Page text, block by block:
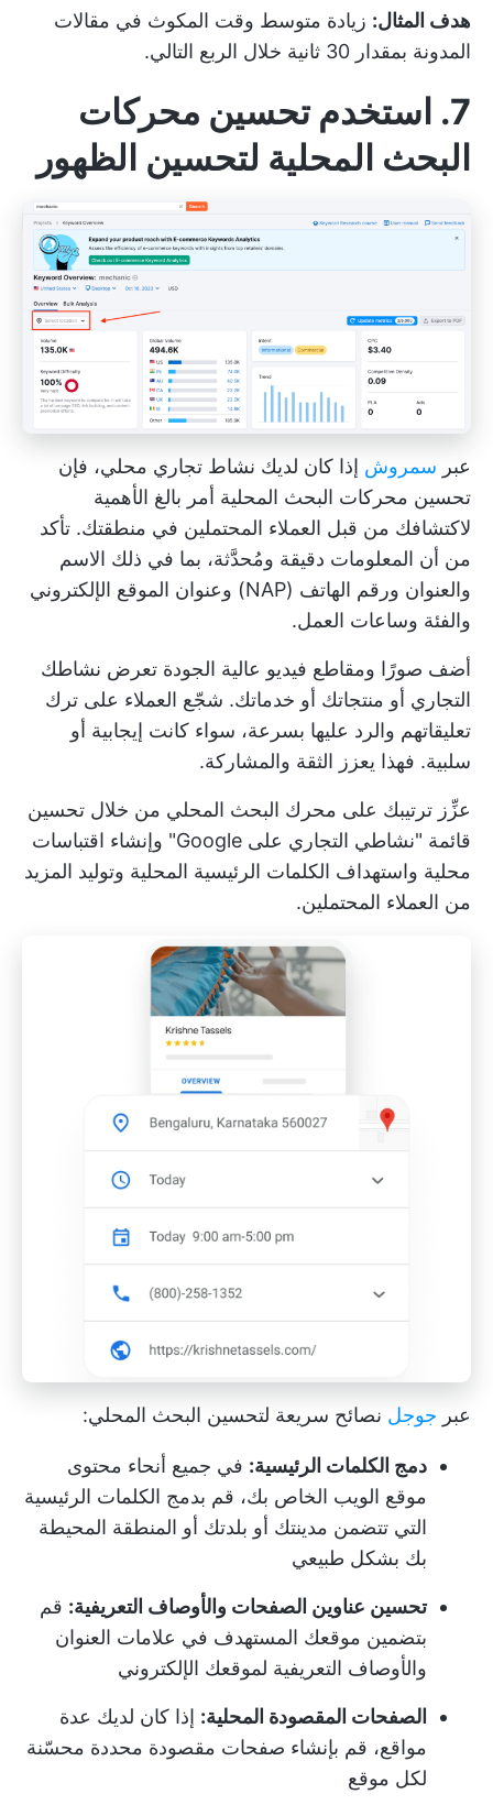
هدف المثال: زيادة متوسط وقت المكوث في مقالات
المدونة بمقدار 30 ثانية خلال الربع التالي.
7. استخدم تحسين محركات
البحث المحلية لتحسين الظهور
عبر سمروش إذا كان لديك نشاط تجاري محلي، فإن
تحسين محركات البحث المحلية أمر بالغ الأهمية
لاكتشافك من قبل العملاء المحتملين في منطقتك. تأكد
من أن المعلومات دقيقة ومُحدَّثة، بما في ذلك الاسم
والعنوان ورقم الهاتف (NAP) وعنوان الموقع الإلكتروني
والفئة وساعات العمل.
أضف صورًا ومقاطع فيديو عالية الجودة تعرض نشاطك
التجاري أو منتجاتك أو خدماتك. شجّع العملاء على ترك
تعليقاتهم والرد عليها بسرعة، سواء كانت إيجابية أو
سلبية. فهذا يعزز الثقة والمشاركة.
عزِّز ترتيبك على محرك البحث المحلي من خلال تحسين
قائمة "نشاطي التجاري على Google" وإنشاء اقتباسات
محلية واستهداف الكلمات الرئيسية المحلية وتوليد المزيد
من العملاء المحتملين.
عبر جوجل نصائح سريعة لتحسين البحث المحلي:
دمج الكلمات الرئيسية: في جميع أنحاء محتوى
موقع الويب الخاص بك، قم بدمج الكلمات الرئيسية
التي تتضمن مدينتك أو بلدتك أو المنطقة المحيطة
بك بشكل طبيعي
تحسين عناوين الصفحات والأوصاف التعريفية: قم
بتضمين موقعك المستهدف في علامات العنوان
والأوصاف التعريفية لموقعك الإلكتروني
الصفحات المقصودة المحلية: إذا كان لديك عدة
مواقع، قم بإنشاء صفحات مقصودة محددة محسّنة
لكل موقع